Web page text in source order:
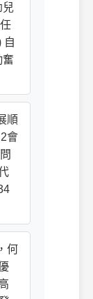
兒
自
奮
順
會
何